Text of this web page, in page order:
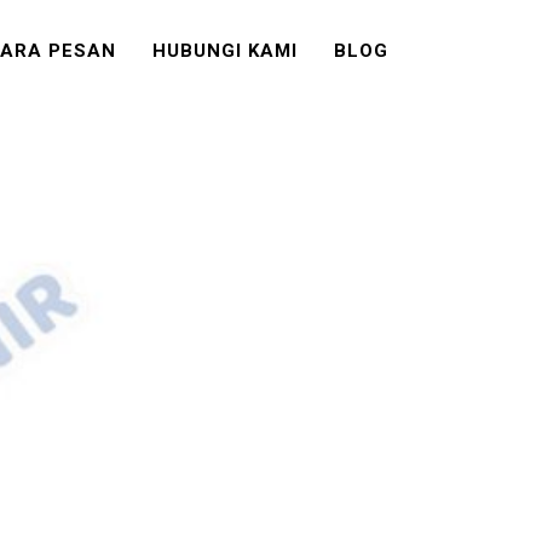
PESAN HUBUNGI KAMI BLOG